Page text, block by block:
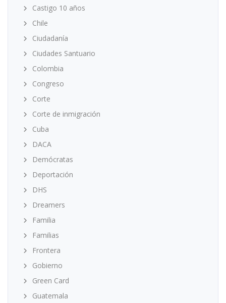
Castigo 10 años
Chile
Ciudadanía
Ciudades Santuario
Colombia
Congreso
Corte
Corte de inmigración
Cuba
DACA
Demócratas
Deportación
DHS
Dreamers
Familia
Familias
Frontera
Gobierno
Green Card
Guatemala